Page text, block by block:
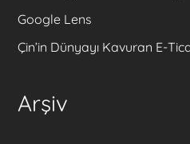
Google Lens
Çin’in Dünyayı Kavuran E-
Arşiv